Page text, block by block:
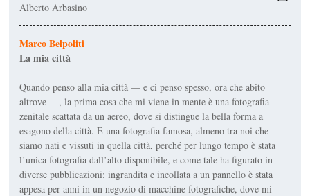
Alberto Arbasino
Marco Belpoliti
La mia città
Quando penso alla mia città — e ci penso spesso, ora che abito
altrove —, la prima cosa che mi viene in mente è una fotografia
zenitale scattata da un aereo, dove si distingue la bella forma a
esagono della città. E una fotografia famosa, almeno tra noi che
siamo nati e vissuti in quella città, perché per lungo tempo è stata
l’unica fotografia dall’alto disponibile, e come tale ha figurato in
diverse pubblicazioni; ingrandita e incollata a un pannello è stata
appesa per anni in un negozio di macchine fotografiche, dove mi